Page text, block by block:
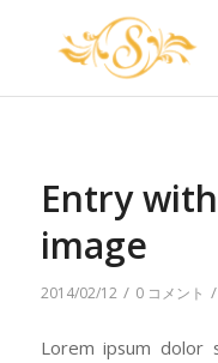
Entry
image
2014/02/12 / 0 コメント /
Lorem ipsum dolor